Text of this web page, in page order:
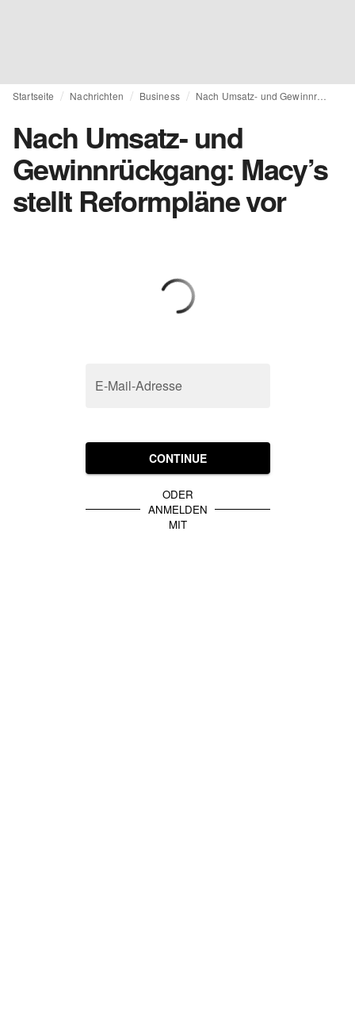
Startseite Nachrichten Business
Nach Umsatz- und
Gewinnrückgang: Macy’s
stellt Reformpläne vor
E-Mail-Adresse
CONTINUE
ODER
ANMELDEN
MIT